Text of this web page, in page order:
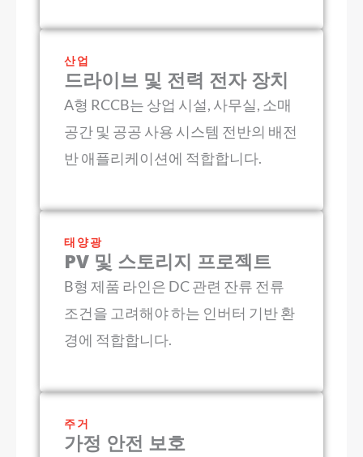
산업
드라이브 및 전력 전자 장치
A형 RCCB는 상업 시설, 사무실, 소매
공간 및 공공 사용 시스템 전반의 배전
반 애플리케이션에 적합합니다.
태양광
PV 및 스토리지 프로젝트
B형 제품 라인은 DC 관련 잔류 전류
조건을 고려해야 하는 인버터 기반 환
경에 적합합니다.
주거
가정 안전 보호